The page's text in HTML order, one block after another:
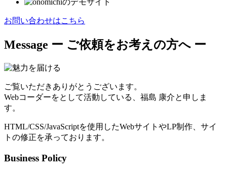
お問い合わせはこちら
Message ー ご依頼をお考えの方へ ー
ご覧いただきありがとうございます。
Webコーダーをとして活動している、福島 康介と申しま
す。
HTML/CSS/JavaScriptを使用したWebサイトやLP制作、サイ
トの修正を承っております。
Business Policy